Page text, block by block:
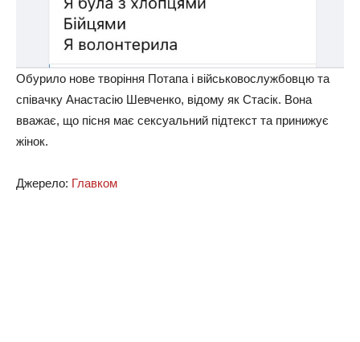
Обурило нове творіння Потапа і військовослужбовцю та
співачку Анастасію Шевченко, відому як Стасік. Вона
вважає, що пісня має сексуальний підтекст та принижує
жінок.
Джерело: Главком